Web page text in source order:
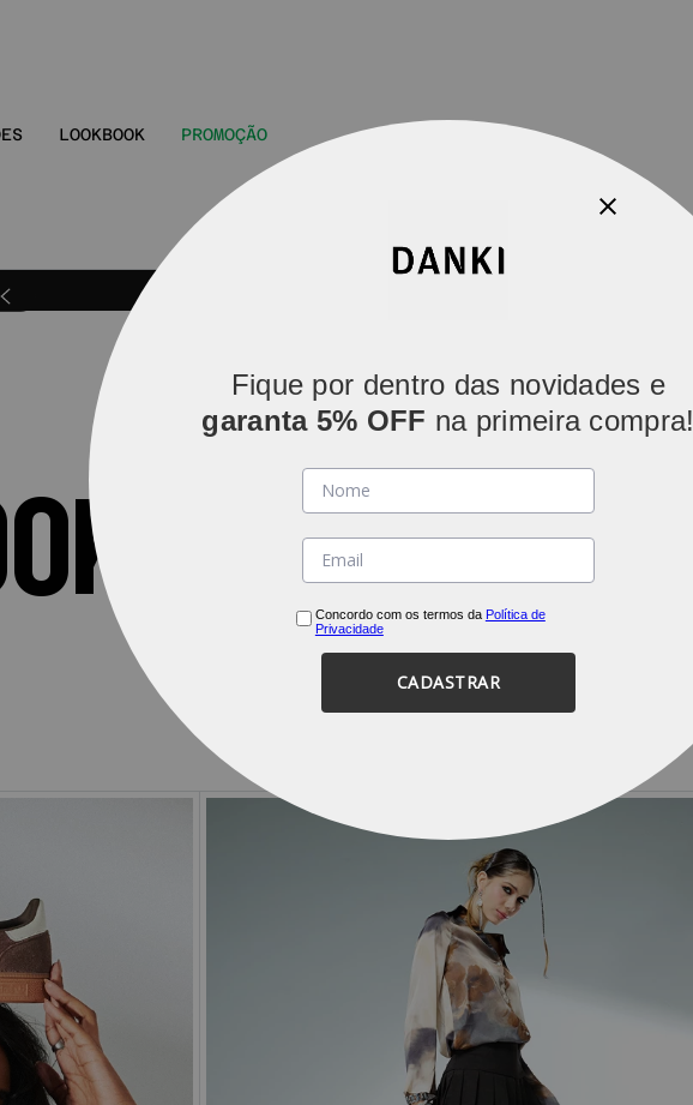
LOOKBOOK PROMOÇÃO
ADIDAS
Fique por dentro das novidades e
garanta 5% OFF na primeira compra!
Concordo com os termos da Política de
Privacidade
CADASTRAR